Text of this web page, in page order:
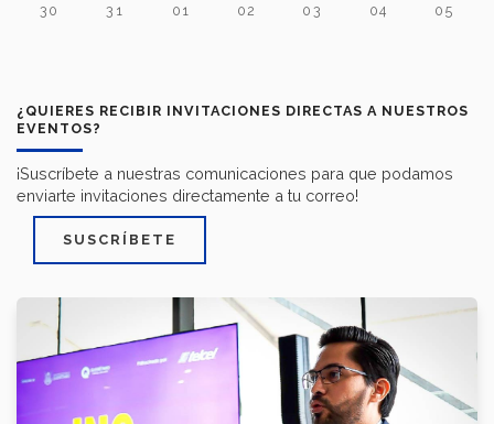
30 31 01 02 03 04 05
¿QUIERES RECIBIR INVITACIONES DIRECTAS A NUESTROS
EVENTOS?
¡Suscríbete a nuestras comunicaciones para que podamos
enviarte invitaciones directamente a tu correo!
SUSCRÍBETE